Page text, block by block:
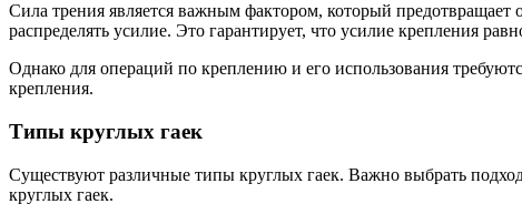
Сила трения является важным фактором, который
распределять усилие. Это гарантирует, что усилие крепления
Однако для операций по креплению и его использования
крепления.
Типы круглых гаек
Существуют различные типы круглых гаек. Важно выбрать
круглых гаек.